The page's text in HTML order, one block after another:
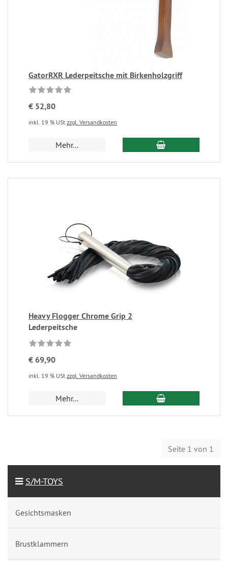
GatorRXR Lederpeitsche mit Birkenholzgriff
€ 52,80
inkl. 19 % USt zzgl. Versandkosten
Mehr...
Heavy Flogger Chrome Grip 2
Lederpeitsche
€ 69,90
inkl. 19 % USt zzgl. Versandkosten
Mehr...
Seite 1 von 1
S/M-TOYS
Gesichtsmasken
Brustklammern